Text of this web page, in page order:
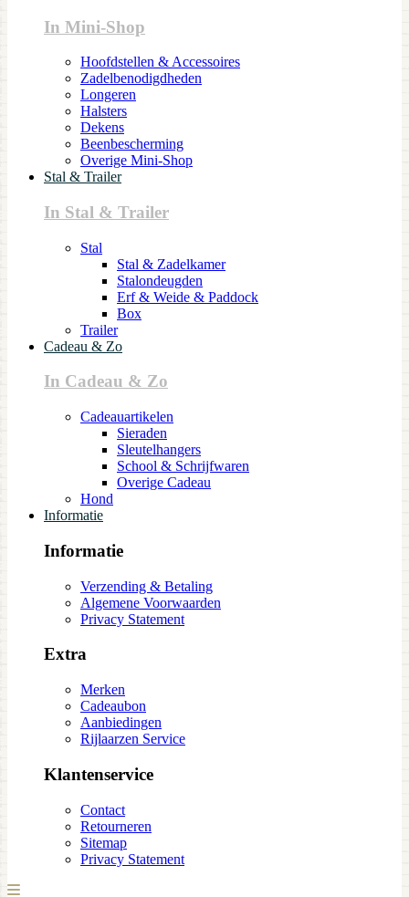
In Mini-Shop
Hoofdstellen & Accessoires
Zadelbenodigdheden
Longeren
Halsters
Dekens
Beenbescherming
Overige Mini-Shop
Stal & Trailer
In Stal & Trailer
Stal
Stal & Zadelkamer
Stalondeugden
Erf & Weide & Paddock
Box
Trailer
Cadeau & Zo
In Cadeau & Zo
Cadeauartikelen
Sieraden
Sleutelhangers
School & Schrijfwaren
Overige Cadeau
Hond
Informatie
Informatie
Verzending & Betaling
Algemene Voorwaarden
Privacy Statement
Extra
Merken
Cadeaubon
Aanbiedingen
Rijlaarzen Service
Klantenservice
Contact
Retourneren
Sitemap
Privacy Statement